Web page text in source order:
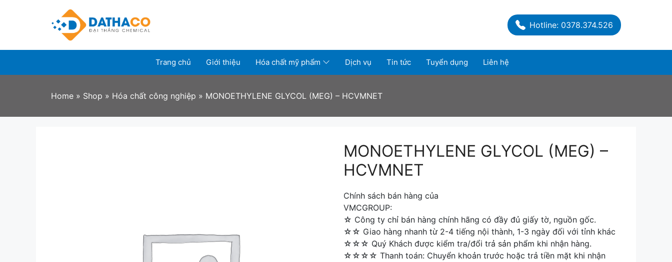
Hotline: 0378.374.526
Trang chủ Giới thiệu Hóa chất mỹ phẩm Dịch vụ Tin tức Tuyển dụng Liên hệ
Home » Shop » Hóa chất công nghiệp » MONOETHYLENE GLYCOL (MEG) – HCVMNET
MONOETHYLENE GLYCOL (MEG) –
HCVMNET
Chính sách bán hàng của
VMCGROUP:
☆ Công ty chỉ bán hàng chính hãng có đầy đủ giấy tờ, nguồn gốc.
☆☆ Giao hàng nhanh từ 2-4 tiếng nội thành, 1-3 ngày đối với tỉnh khác
☆☆☆ Quý Khách được kiểm tra/đổi trả sản phẩm khi nhận hàng.
☆☆☆☆ Thanh toán: Chuyển khoản trước hoặc trả tiền mặt khi nhận